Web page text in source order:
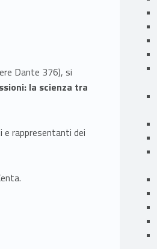
Dante 376), si
la scienza tra
e rappresentanti dei